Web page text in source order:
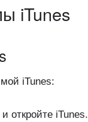
iTunes
iTunes:
откройте iTunes.